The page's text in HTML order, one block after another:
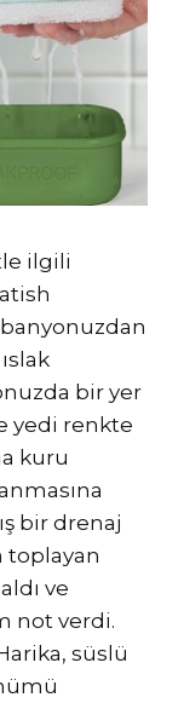
ilgili
bir yer
yedi renkte
kuru
bir drenaj
toplayan
ve
not verdi.
süslü